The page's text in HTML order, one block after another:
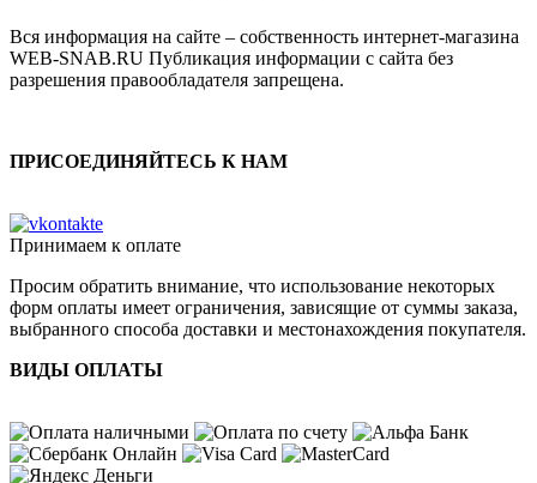
Вся информация на сайте – собственность интернет-магазина
WEB-SNAB.RU Публикация информации с сайта без
разрешения правообладателя запрещена.
ПРИСОЕДИНЯЙТЕСЬ К НАМ
Принимаем к оплате
Просим обратить внимание, что использование некоторых
форм оплаты имеет ограничения, зависящие от суммы заказа,
выбранного способа доставки и местонахождения покупателя.
ВИДЫ ОПЛАТЫ